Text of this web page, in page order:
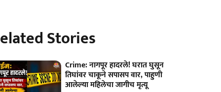
Stories
Crime: नागपूर हादरले! घरात घुसून
तिघांवर चाकूने सपासप वार, पाहुणी
आलेल्या महिलेचा जागीच मृत्यू